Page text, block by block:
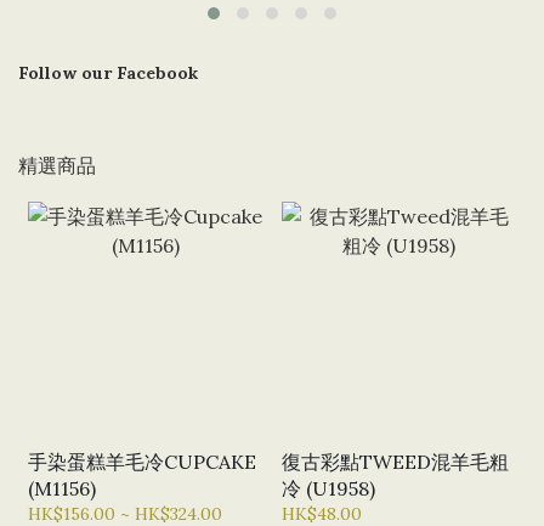
Follow our Facebook
精選商品
手染蛋糕羊毛冷CUPCAKE
(M1156)
HK$156.00 ~ HK$324.00
復古彩點TWEED混羊毛粗
冷 (U1958)
HK$48.00